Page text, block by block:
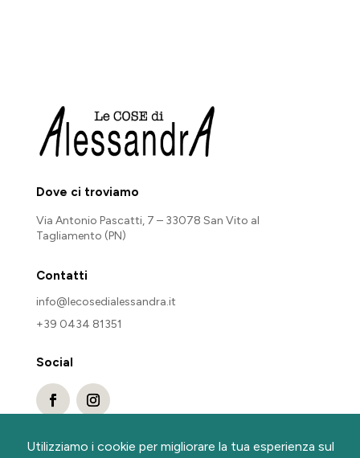
Dove ci troviamo
Via Antonio Pascatti, 7 – 33078 San Vito al
Tagliamento (PN)
Contatti
info@lecosedialessandra.it
+39 0434 81351
Social